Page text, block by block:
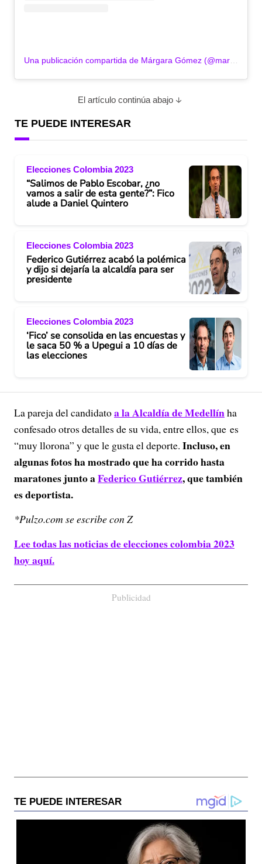
El artículo continúa abajo
TE PUEDE INTERESAR
Elecciones Colombia 2023
“Salimos de Pablo Escobar, ¿no
vamos a salir de esta gente?”: Fico
alude a Daniel Quintero
Elecciones Colombia 2023
Federico Gutiérrez acabó la polémica
y dijo si dejaría la alcaldía para ser
presidente
Elecciones Colombia 2023
‘Fico’ se consolida en las encuestas y
le saca 50 % a Upegui a 10 días de
las elecciones
La pareja del candidatoa la Alcaldía de Medellínha
confesado otros detalles de su vida, entre ellos, que es
“muy llorona” y que le gusta el deporte. Incluso, en
algunas fotos ha mostrado que ha corrido hasta
maratones junto aFederico Gutiérrez, que también
es deportista.
*Pulzo.com se escribe con Z
Lee todas las noticias de elecciones colombia 2023
hoy aquí.
Publicidad